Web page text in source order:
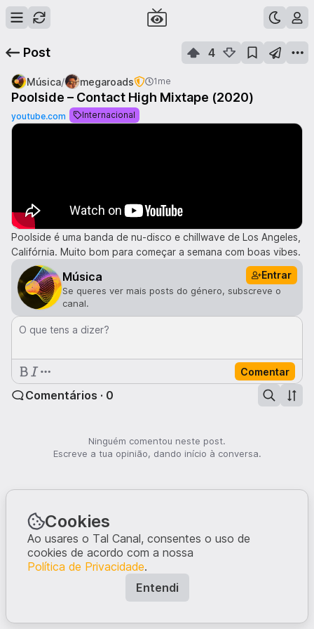
Post 4
Música/ megaroads 1me
Poolside – Contact High Mixtape (2020)
youtube.com Internacional
Poolside é uma banda de nu-disco e chillwave de Los Angeles,
Califórnia. Muito bom para começar a semana com boas vibes.
Música Entrar
Se queres ver mais posts do género, subscreve o
canal.
O que tens a dizer?
Comentar
Comentários · 0
Ninguém comentou neste post.
Escreve a tua opinião, dando início à conversa.
Cookies
Ao usares o Tal Canal, consentes o uso de
cookies de acordo com a nossa
Política de Privacidade.
Entendi